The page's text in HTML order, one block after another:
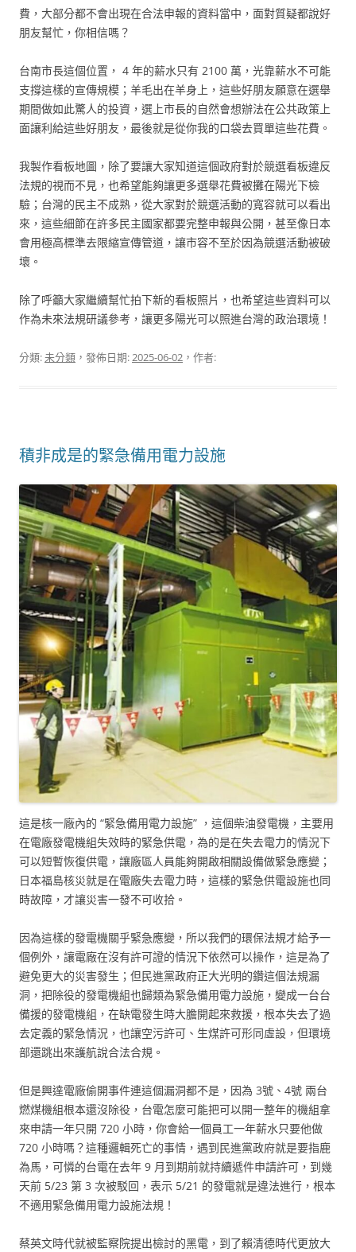
費，大部分都不會出現在合法申報的資料當中，面對質疑都說好
朋友幫忙，你相信嗎？
台南市長這個位置， 4 年的薪水只有 2100 萬，光靠薪水不可能
支撐這樣的宣傳規模；羊毛出在羊身上，這些好朋友願意在選舉
期間做如此驚人的投資，選上市長的自然會想辦法在公共政策上
面讓利給這些好朋友，最後就是從你我的口袋去買單這些花費。
我製作看板地圖，除了要讓大家知道這個政府對於競選看板違反
法規的視而不見，也希望能夠讓更多選舉花費被攤在陽光下檢
驗；台灣的民主不成熟，從大家對於競選活動的寬容就可以看出
來，這些細節在許多民主國家都要完整申報與公開，甚至像日本
會用極高標準去限縮宣傳管道，讓市容不至於因為競選活動被破
壞。
除了呼籲大家繼續幫忙拍下新的看板照片，也希望這些資料可以
作為未來法規研議參考，讓更多陽光可以照進台灣的政治環境！
分類:未分類 ，發佈日期:2025-06-02 ，作者:
積非成是的緊急備用電力設施
這是核一廠內的 “緊急備用電力設施” ，這個柴油發電機，主要用
在電廠發電機組失效時的緊急供電，為的是在失去電力的情況下
可以短暫恢復供電，讓廠區人員能夠開啟相關設備做緊急應變；
日本福島核災就是在電廠失去電力時，這樣的緊急供電設施也同
時故障，才讓災害一發不可收拾。
因為這樣的發電機關乎緊急應變，所以我們的環保法規才給予一
個例外，讓電廠在沒有許可證的情況下依然可以操作，這是為了
避免更大的災害發生；但民進黨政府正大光明的鑽這個法規漏
洞，把除役的發電機組也歸類為緊急備用電力設施，變成一台台
備援的發電機組，在缺電發生時大膽開起來救援，根本失去了過
去定義的緊急情況，也讓空污許可、生煤許可形同虛設，但環境
部還跳出來護航說合法合規。
但是興達電廠偷開事件連這個漏洞都不是，因為 3號、4號 兩台
燃煤機組根本還沒除役，台電怎麼可能把可以開一整年的機組拿
來申請一年只開 720 小時，你會給一個員工一年薪水只要他做
720 小時嗎？這種邏輯死亡的事情，遇到民進黨政府就是要指鹿
為馬，可憐的台電在去年 9 月到期前就持續遞件申請許可，到幾
天前 5/23 第 3 次被駁回，表示 5/21 的發電就是違法進行，根本
不適用緊急備用電力設施法規！
蔡英文時代就被監察院提出檢討的黑電，到了賴清德時代更放大